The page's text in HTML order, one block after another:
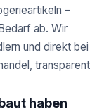
–
ab. Wir
und direkt bei
transparent
haben